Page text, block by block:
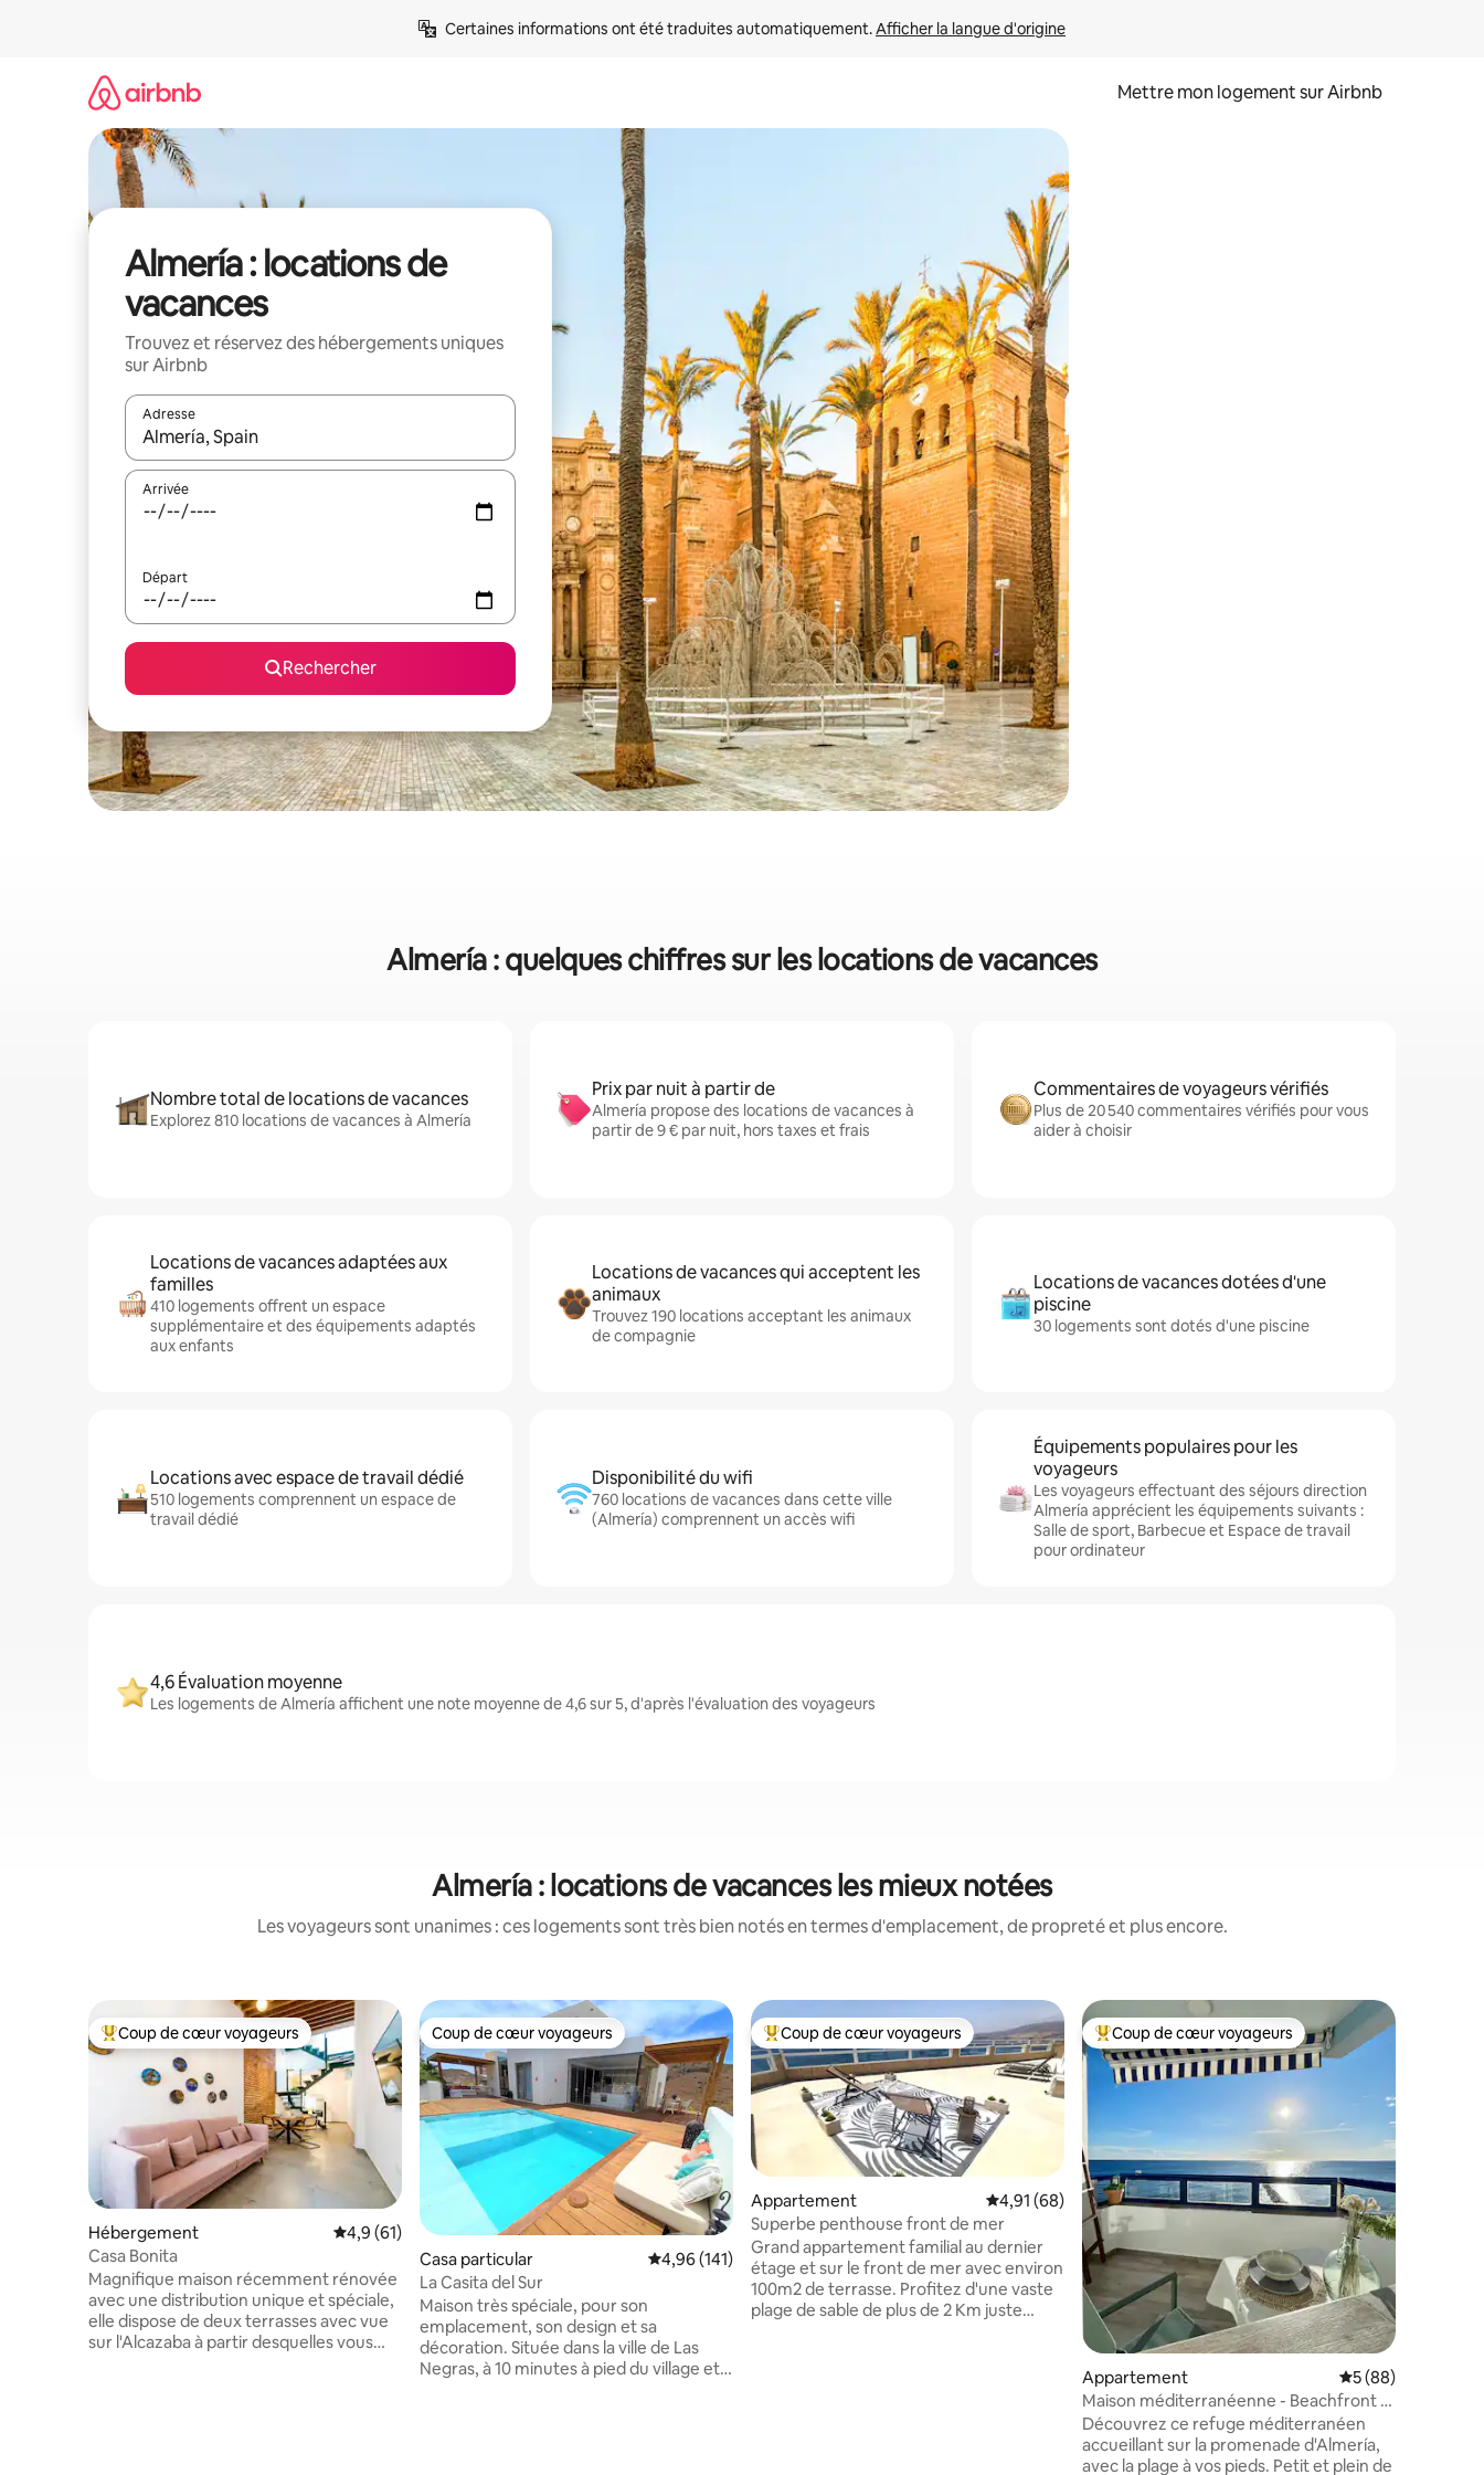
Certaines informations ont été traduites automatiquement. Afficher la langue d'origine
Mettre mon logement sur Airbnb
Almería : locations de
vacances
Trouvez et réservez des hébergements uniques
sur Airbnb
Adresse
Lorsque les résultats s'affichent, utilisez les flèches vers le haut et vers le bas pour les parcourir ou en appuyant et en faisant glisser.
Arrivée
Départ
Rechercher
Almería : quelques chiffres sur les locations de vacances
Nombre total de locations de vacances
Explorez 810 locations de vacances à Almería
Prix par nuit à partir de
Almería propose des locations de vacances à
partir de 9 € par nuit, hors taxes et frais
Commentaires de voyageurs vérifiés
Plus de 20 540 commentaires vérifiés pour vous
aider à choisir
Locations de vacances adaptées aux
familles
410 logements offrent un espace
supplémentaire et des équipements adaptés
aux enfants
Locations de vacances qui acceptent les
animaux
Trouvez 190 locations acceptant les animaux
de compagnie
Locations de vacances dotées d'une
piscine
30 logements sont dotés d'une piscine
Locations avec espace de travail dédié
510 logements comprennent un espace de
travail dédié
Disponibilité du wifi
760 locations de vacances dans cette ville
(Almería) comprennent un accès wifi
Équipements populaires pour les
voyageurs
Les voyageurs effectuant des séjours direction
Almería apprécient les équipements suivants :
Salle de sport, Barbecue et Espace de travail
pour ordinateur
4,6 Évaluation moyenne
Les logements de Almería affichent une note moyenne de 4,6 sur 5, d'après l'évaluation des voyageurs
Almería : locations de vacances les mieux notées
Les voyageurs sont unanimes : ces logements sont très bien notés en termes d'emplacement, de propreté et plus encore.
Coups de cœur voyageurs les plus appréciés
Coup de cœur voyageurs
Hébergement Évaluation moyenne sur la base de 61 commentaires : 4,9 sur 5
4,9 (61)
Casa Bonita
Magnifique maison récemment rénovée
avec une distribution unique et spéciale,
elle dispose de deux terrasses avec vue
sur l'Alcazaba à partir desquelles vous
Coup de cœur voyageurs
Coup de cœur voyageurs
Casa particular Évaluation moyenne sur la base de 141 commentaires : 4,96 sur 5
4,96 (141)
La Casita del Sur
Maison très spéciale, pour son
emplacement, son design et sa
décoration. Située dans la ville de Las
Negras, à 10 minutes à pied du village et
Coups de cœur voyageurs les plus appréciés
Coup de cœur voyageurs
Appartement Évaluation moyenne sur la base de 68 commentaires : 4,91 sur 5
4,91 (68)
Superbe penthouse front de mer
Grand appartement familial au dernier
étage et sur le front de mer avec environ
100m2 de terrasse. Profitez d'une vaste
plage de sable de plus de 2 Km juste
Coups de cœur voyageurs les plus appréciés
Coup de cœur voyageurs
Appartement Évaluation
5 (88)
Maison méditerranéenne - Beachfront &
Boulevard Access
Découvrez ce refuge méditerranéen
accueillant sur la promenade d'Almería,
avec la plage à vos pieds. Petit et plein de